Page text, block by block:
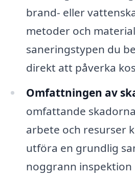
brand- eller
metoder och
saneringstypen du
direkt att påverka
Omfattningen av
omfattande
arbete och resurser
utföra en grundlig
noggrann